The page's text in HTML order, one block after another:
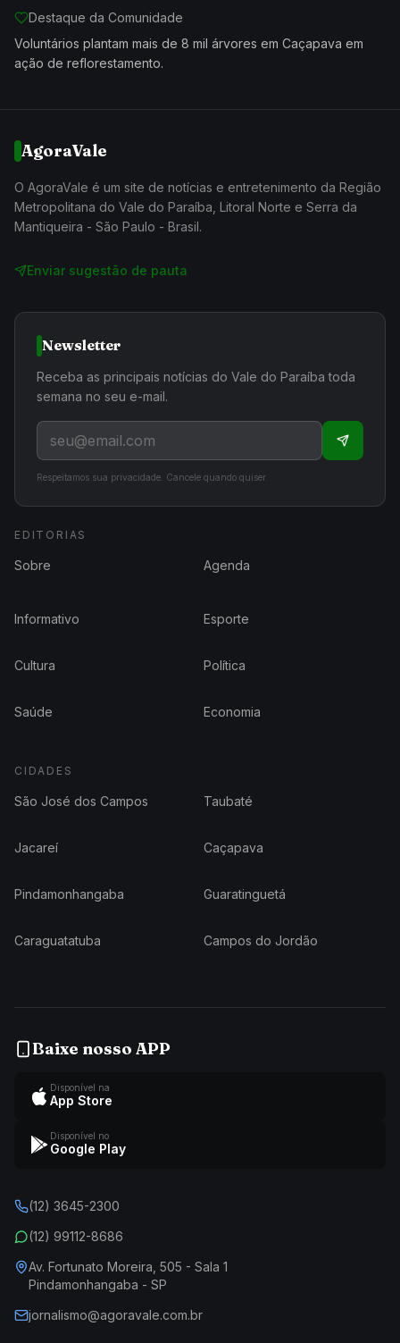
Destaque da Comunidade
Voluntários plantam mais de 8 mil árvores em Caçapava em
ação de reflorestamento.
AgoraVale
O AgoraVale é um site de notícias e entretenimento da Região
Metropolitana do Vale do Paraíba, Litoral Norte e Serra da
Mantiqueira - São Paulo - Brasil.
Enviar sugestão de pauta
Newsletter
Receba as principais notícias do Vale do Paraíba toda
semana no seu e-mail.
Respeitamos sua privacidade. Cancele quando quiser.
EDITORIAS
Sobre Agenda
Informativo Esporte
Cultura Política
Saúde Economia
CIDADES
São José dos Campos Taubaté
Jacareí Caçapava
Pindamonhangaba Guaratinguetá
Caraguatatuba Campos do Jordão
Baixe nosso APP
Disponível na
App Store
Disponível no
Google Play
(12) 3645-2300
(12) 99112-8686
Av. Fortunato Moreira, 505 - Sala 1
Pindamonhangaba - SP
jornalismo@agoravale.com.br